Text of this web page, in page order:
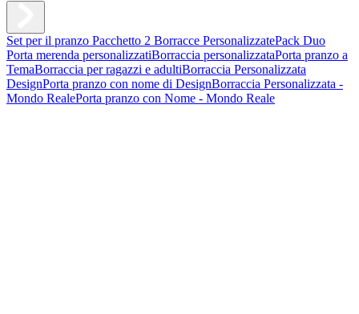
Set per il pranzo Pacchetto 2 Borracce PersonalizzatePack Duo
Porta merenda personalizzatiBorraccia personalizzataPorta pranzo a
TemaBorraccia per ragazzi e adultiBorraccia Personalizzata
DesignPorta pranzo con nome di DesignBorraccia Personalizzata -
Mondo RealePorta pranzo con Nome - Mondo Reale